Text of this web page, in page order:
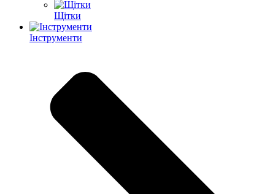
Щітки
Інструменти